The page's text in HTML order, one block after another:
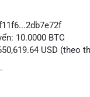
10.0000 BTC
USD (theo